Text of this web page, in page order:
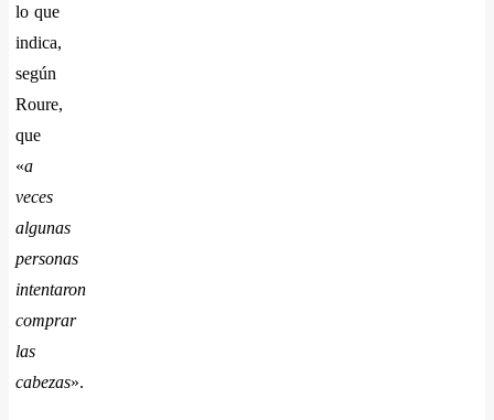
lo que
indica,
según
Roure,
que
«a
veces
algunas
personas
intentaron
comprar
las
cabezas».